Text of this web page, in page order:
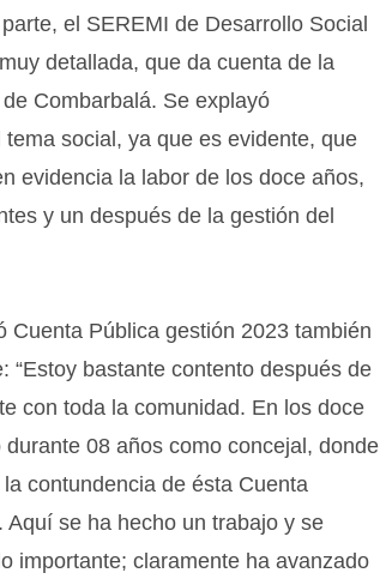
el SEREMI de Desarrollo Social
detallada, que da cuenta de la
Combarbalá. Se explayó
social, ya que es evidente, que
evidencia la labor de los doce años,
y un después de la gestión del
Cuenta Pública gestión 2023 también
“Estoy bastante contento después de
con toda la comunidad. En los doce
08 años como concejal, donde
contundencia de ésta Cuenta
se ha hecho un trabajo y se
importante; claramente ha avanzado